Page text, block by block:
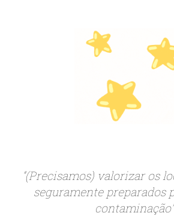
“(Precisamos) valorizar os
seguramente preparados
contaminação”